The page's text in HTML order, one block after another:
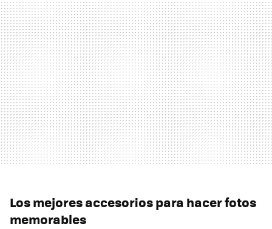
Los mejores accesorios para hacer fotos
memorables